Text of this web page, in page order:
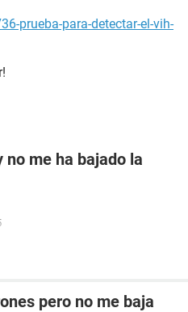
prueba-para-detectar-el-vih-
me ha bajado la
pero no me baja